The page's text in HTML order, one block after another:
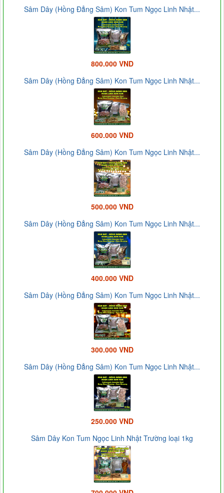
Sâm Dây (Hồng Đẳng Sâm) Kon Tum Ngọc Linh Nhật...
800.000 VND
Sâm Dây (Hồng Đẳng Sâm) Kon Tum Ngọc Linh Nhật...
600.000 VND
Sâm Dây (Hồng Đẳng Sâm) Kon Tum Ngọc Linh Nhật...
500.000 VND
Sâm Dây (Hồng Đẳng Sâm) Kon Tum Ngọc Linh Nhật...
400.000 VND
Sâm Dây (Hồng Đẳng Sâm) Kon Tum Ngọc Linh Nhật...
300.000 VND
Sâm Dây (Hồng Đẳng Sâm) Kon Tum Ngọc Linh Nhật...
250.000 VND
Sâm Dây Kon Tum Ngọc Linh Nhật Trường loại 1kg